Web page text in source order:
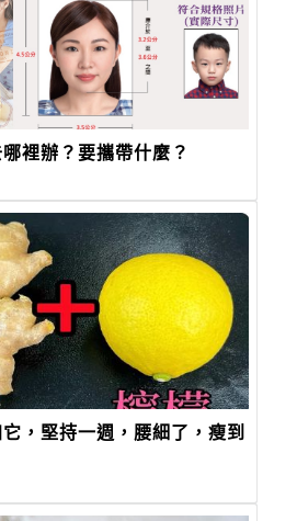
裡辦？要攜帶什麼？
，堅持一週，腰細了，瘦到